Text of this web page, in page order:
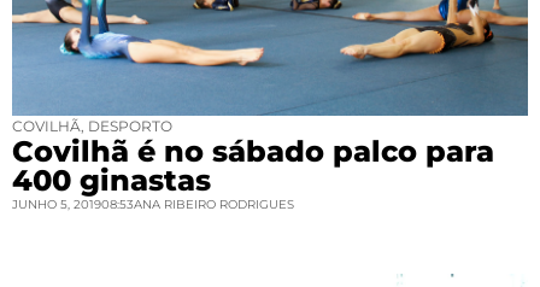
COVILHÃ DESPORTO
Covilhã é no sábado palco para
400 ginastas
JUNHO 5, 201908:53ANA RIBEIRO RODRIGUES